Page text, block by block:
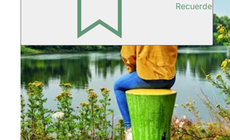
Recuerde